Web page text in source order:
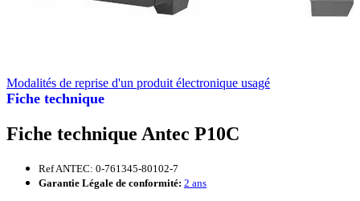
Fiche technique
Modalités de reprise d'un produit électronique usagé
Fiche technique Antec P10C
Ref ANTEC: 0-761345-80102-7
Garantie Légale de conformité: 2 ans